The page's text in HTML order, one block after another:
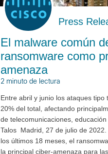
Press
El malware común
ransomware como
amenaza
2 minuto de lectura
Entre abril y junio los ataques tipo
20% del total, afectando
de telecomunicaciones,
Talos Madrid, 27 de julio de
los últimos 18 meses, el
la principal ciber-amenaza para